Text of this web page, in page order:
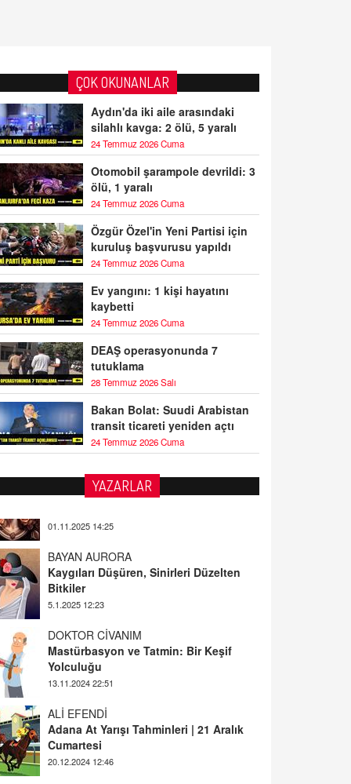
ÇOK OKUNANLAR
Aydın'da iki aile arasındaki
silahlı kavga: 2 ölü, 5 yaralı
24 Temmuz 2026 Cuma
Otomobil şarampole devrildi: 3
ölü, 1 yaralı
24 Temmuz 2026 Cuma
Özgür Özel'in Yeni Partisi için
kuruluş başvurusu yapıldı
24 Temmuz 2026 Cuma
Ev yangını: 1 kişi hayatını
kaybetti
24 Temmuz 2026 Cuma
DEAŞ operasyonunda 7
tutuklama
28 Temmuz 2026 Salı
Bakan Bolat: Suudi Arabistan
transit ticareti yeniden açtı
24 Temmuz 2026 Cuma
YAZARLAR
BAYAN AURORA
Bitkiler
5.1.2025 12:23
DOKTOR CİVANIM
Yolculuğu
13.11.2024 22:51
ALİ EFENDİ
Cumartesi
20.12.2024 12:46
TUTKUNUN PERİSİ